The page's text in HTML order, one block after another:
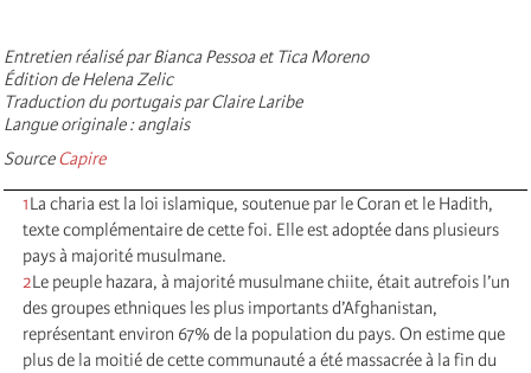
Entretien réalisé par Bianca Pessoa et Tica Moreno
Édition de Helena Zelic
Traduction du portugais par Claire Laribe
Langue originale : anglais
SourceCapire
1La charia est la loi islamique, soutenue par le Coran et le Hadith,
texte complémentaire de cette foi. Elle est adoptée dans plusieurs
pays à majorité musulmane.
2Le peuple hazara, à majorité musulmane chiite, était autrefois l’un
des groupes ethniques les plus importants d’Afghanistan,
représentant environ 67% de la population du pays. On estime que
plus de la moitié de cette communauté a été massacrée à la fin du